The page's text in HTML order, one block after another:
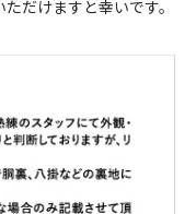
だけますと幸いです。